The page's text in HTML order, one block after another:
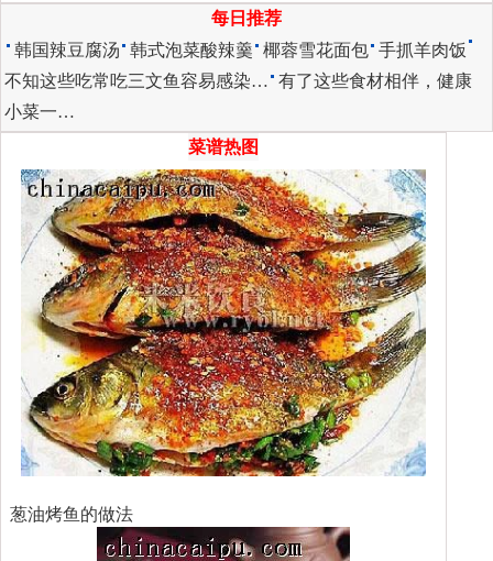
每日推荐
韩国辣豆腐汤 韩式泡菜酸辣羹 椰蓉雪花面包 手抓羊肉饭
不知这些吃常吃三文鱼容易感染… 有了这些食材相伴，健康
小菜一…
菜谱热图
葱油烤鱼的做法